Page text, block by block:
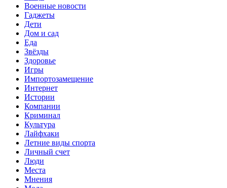
Военные новости
Гаджеты
Дети
Дом и сад
Еда
Звёзды
Здоровье
Игры
Импортозамещение
Интернет
Истории
Компании
Криминал
Культура
Лайфхаки
Летние виды спорта
Личный счет
Люди
Места
Мнения